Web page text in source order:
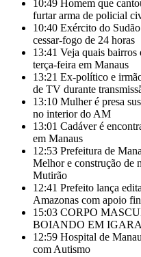
10:49 Homem que
furtar arma de policial
10:40 Exército do
cessar-fogo de 24 horas
13:41 Veja quais bairros
terça-feira em Manaus
13:21 Ex-político e
de TV durante
13:10 Mulher é presa
no interior do AM
13:01 Cadáver é
em Manaus
12:53 Prefeitura de
Melhor e construção de
Mutirão
12:41 Prefeito lança
Amazonas com apoio
15:03 CORPO
BOIANDO EM
12:59 Hospital de
com Autismo